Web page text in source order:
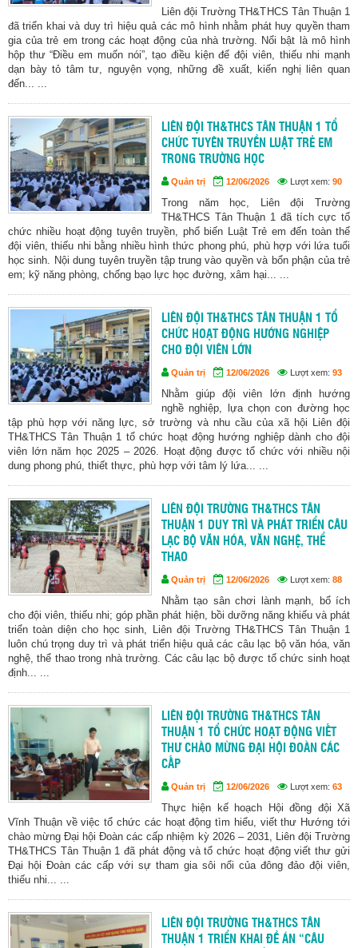
Liên đội Trường TH&THCS Tân Thuận 1
đã triển khai và duy trì hiệu quả các mô hình nhằm phát huy quyền tham
gia của trẻ em trong các hoạt động của nhà trường. Nổi bật là mô hình
hộp thư “Điều em muốn nói”, tạo điều kiện để đội viên, thiếu nhi mạnh
dạn bày tỏ tâm tư, nguyện vọng, những đề xuất, kiến nghị liên quan
đến... ...
LIÊN ĐỘI TH&THCS TÂN THUẬN 1 TỔ
CHỨC TUYÊN TRUYỀN LUẬT TRẺ EM
TRONG TRƯỜNG HỌC
Quản trị 12/06/2026 Lượt xem: 90
Trong năm học, Liên đội Trường
TH&THCS Tân Thuận 1 đã tích cực tổ
chức nhiều hoạt động tuyên truyền, phổ biến Luật Trẻ em đến toàn thể
đội viên, thiếu nhi bằng nhiều hình thức phong phú, phù hợp với lứa tuổi
học sinh. Nội dung tuyên truyền tập trung vào quyền và bổn phận của trẻ
em; kỹ năng phòng, chống bạo lực học đường, xâm hại... ...
LIÊN ĐỘI TH&THCS TÂN THUẬN 1 TỔ
CHỨC HOẠT ĐỘNG HƯỚNG NGHIỆP
CHO ĐỘI VIÊN LỚN
Quản trị 12/06/2026 Lượt xem: 93
Nhằm giúp đội viên lớn định hướng
nghề nghiệp, lựa chọn con đường học
tập phù hợp với năng lực, sở trường và nhu cầu của xã hội Liên đội
TH&THCS Tân Thuận 1 tổ chức hoạt động hướng nghiệp dành cho đội
viên lớn năm học 2025 – 2026. Hoạt động được tổ chức với nhiều nội
dung phong phú, thiết thực, phù hợp với tâm lý lứa... ...
LIÊN ĐỘI TRƯỜNG TH&THCS TÂN
THUẬN 1 DUY TRÌ VÀ PHÁT TRIỂN CÂU
LẠC BỘ VĂN HÓA, VĂN NGHỆ, THỂ
THAO
Quản trị 12/06/2026 Lượt xem: 88
Nhằm tạo sân chơi lành mạnh, bổ ích
cho đội viên, thiếu nhi; góp phần phát hiện, bồi dưỡng năng khiếu và phát
triển toàn diện cho học sinh, Liên đội Trường TH&THCS Tân Thuận 1
luôn chú trọng duy trì và phát triển hiệu quả các câu lạc bộ văn hóa, văn
nghệ, thể thao trong nhà trường. Các câu lạc bộ được tổ chức sinh hoạt
định... ...
LIÊN ĐỘI TRƯỜNG TH&THCS TÂN
THUẬN 1 TỔ CHỨC HOẠT ĐỘNG VIẾT
THƯ CHÀO MỪNG ĐẠI HỘI ĐOÀN CÁC
CẤP
Quản trị 12/06/2026 Lượt xem: 63
Thực hiện kế hoạch Hội đồng đội Xã
Vĩnh Thuận về việc tổ chức các hoạt động tìm hiểu, viết thư Hướng tới
chào mừng Đại hội Đoàn các cấp nhiệm kỳ 2026 – 2031, Liên đội Trường
TH&THCS Tân Thuận 1 đã phát động và tổ chức hoạt động viết thư gửi
Đại hội Đoàn các cấp với sự tham gia sôi nổi của đông đảo đội viên,
thiếu nhi... ...
LIÊN ĐỘI TRƯỜNG TH&THCS TÂN
THUẬN 1 TRIỂN KHAI ĐỀ ÁN “CÂU